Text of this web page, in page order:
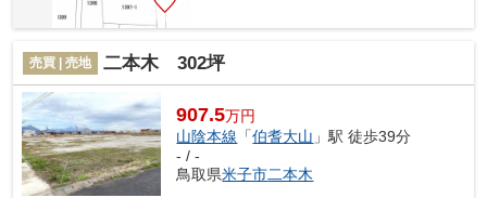
売買 | 売地 二本木 302坪
907.5万円
山陰本線 「伯耆大山 」駅 徒歩39分
- / -
鳥取県米子市二本木